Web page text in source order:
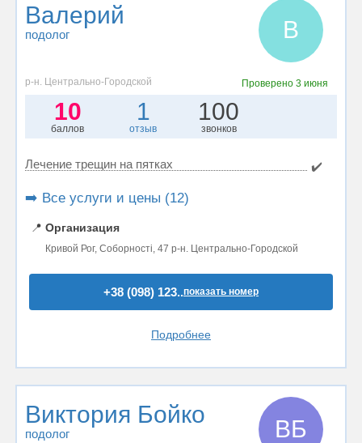
Валерий
подолог В
р-н. Центрально-Городской Проверено3 июня
10
баллов
1
отзыв
100
звонков
Лечение трещин на пятках ✔️
➡️ Все услуги и цены (12)
📍 Организация
Кривой Рог, Соборності, 47 р-н. Центрально-Городской
+38 (098) 123..показать номер
Подробнее
Виктория Бойко
подолог ВБ